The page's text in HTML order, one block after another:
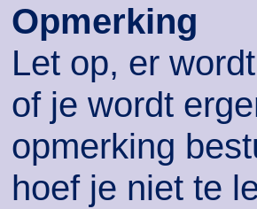
Opmerking
Let op, er
of je wordt
opmerking
hoef je niet te